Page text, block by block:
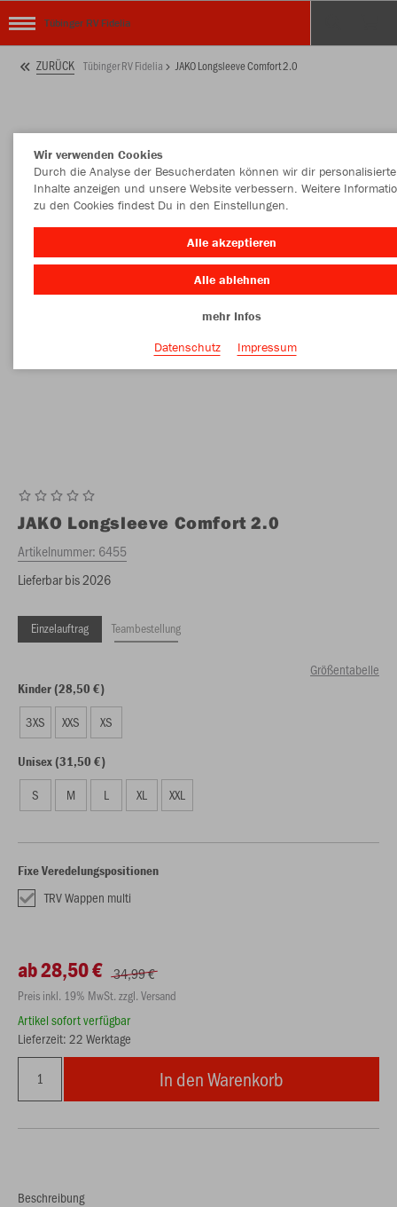
Tübinger RV Fidelia
ZURÜCK Tübinger RV Fidelia JAKO Longsleeve Comfort 2.0
JAKO Longsleeve Comfort 2.0
Artikelnummer: 6455
Lieferbar bis 2026
Einzelauftrag Teambestellung
Größentabelle
Kinder (28,50 €)
3XS XXS XS
Unisex (31,50 €)
S M L XL XXL
Fixe Veredelungspositionen
TRV Wappen multi
ab 28,50 € 34,99 €
Preis inkl. 19% MwSt. zzgl. Versand
Artikel sofort verfügbar
Lieferzeit: 22 Werktage
In den Warenkorb
Beschreibung
Wir verwenden Cookies
Durch die Analyse der Besucherdaten können wir dir personalisierte
Inhalte anzeigen und unsere Website verbessern. Weitere
zu den Cookies findest Du in den Einstellungen.
Alle akzeptieren
Alle ablehnen
mehr Infos
Datenschutz
Impressum